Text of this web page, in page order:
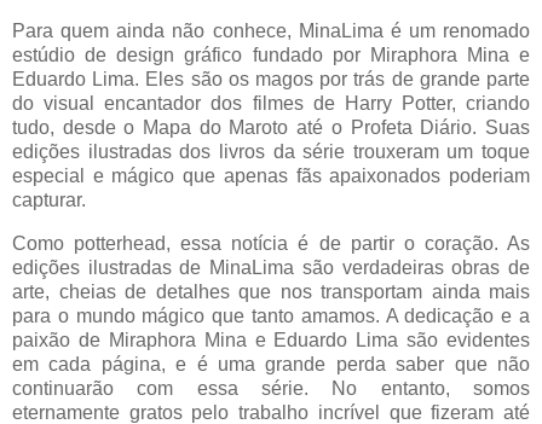
Para quem ainda não conhece, MinaLima é um renomado
estúdio de design gráfico fundado por Miraphora Mina e
Eduardo Lima. Eles são os magos por trás de grande parte
do visual encantador dos filmes de Harry Potter, criando
tudo, desde o Mapa do Maroto até o Profeta Diário. Suas
edições ilustradas dos livros da série trouxeram um toque
especial e mágico que apenas fãs apaixonados poderiam
capturar.
Como potterhead, essa notícia é de partir o coração. As
edições ilustradas de MinaLima são verdadeiras obras de
arte, cheias de detalhes que nos transportam ainda mais
para o mundo mágico que tanto amamos. A dedicação e a
paixão de Miraphora Mina e Eduardo Lima são evidentes
em cada página, e é uma grande perda saber que não
continuarão com essa série. No entanto, somos
eternamente gratos pelo trabalho incrível que fizeram até